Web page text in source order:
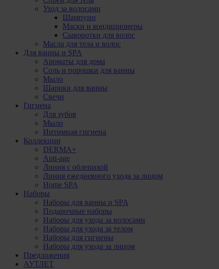
Уход за волосами
Шампуни
Маски и кондиционеры
Сыворотки для волос
Масла для тела и волос
Для ванны и SPA
Ароматы для дома
Соль и порошки для ванны
Мыло
Шарики для ванны
Свечи
Гигиена
Для зубов
Мыло
Интимная гигиена
Коллекции
DERMA+
Anti-age
Линия с облепихой
Линия ежедневного ухода за лицом
Home SPA
Наборы
Наборы для ванны и SPA
Подарочные наборы
Наборы для ухода за волосами
Наборы для ухода за телом
Наборы для гигиены
Наборы для ухода за лицом
Предложения
АУТЛЕТ